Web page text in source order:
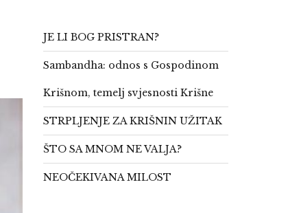
JE LI BOG PRISTRAN?
Sambandha: odnos s Gospodinom
Krišnom, temelj svjesnosti Krišne
STRPLJENJE ZA KRIŠNIN UŽITAK
ŠTO SA MNOM NE VALJA?
NEOČEKIVANA MILOST